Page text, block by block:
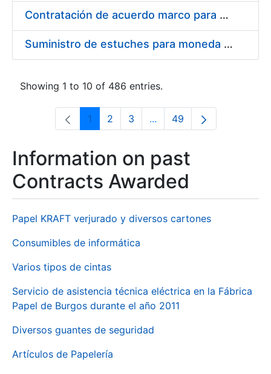
Contratación de acuerdo marco para el Suministro de Material de Electricidad para la Fábrica Nacional de Moneda y Timbre-Real Casa de la Moneda en su centro de trabajo de Burgos
Suministro de estuches para moneda de 30 €
Showing 1 to 10 of 486 entries.
Page
1 Page
2 Page
3 ...Intermediate Pages Use
Page
49
Information on past
Contracts Awarded
Papel KRAFT verjurado y diversos cartones
Consumibles de informática
Varios tipos de cintas
Servicio de asistencia técnica eléctrica en la Fábrica
Papel de Burgos durante el año 2011
Diversos guantes de seguridad
Artículos de Papelería